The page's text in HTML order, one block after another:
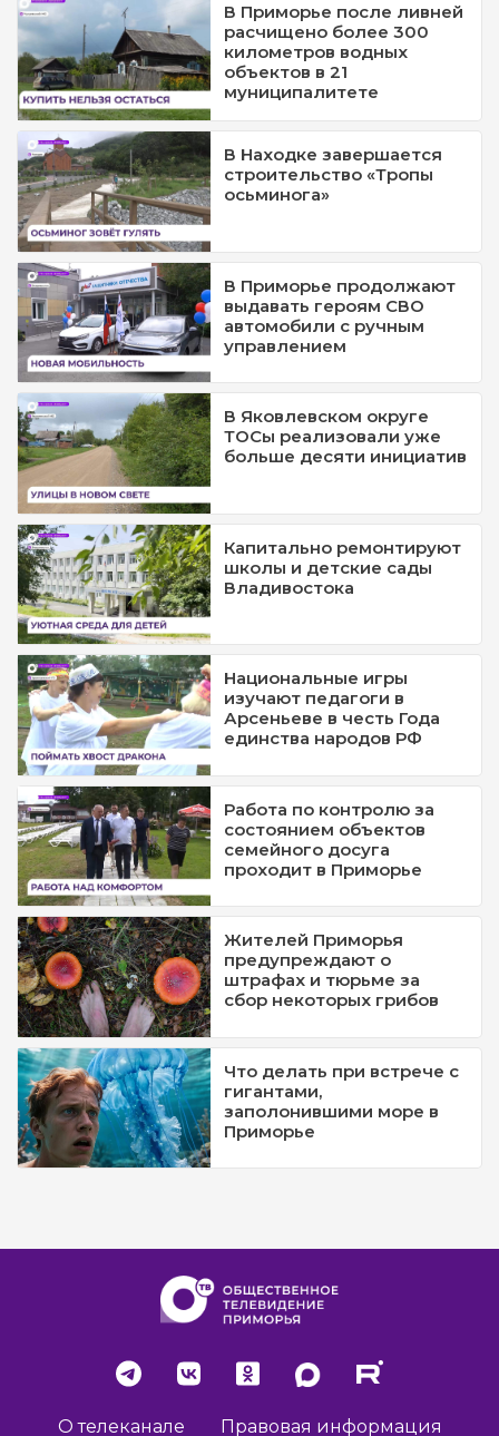
В Приморье после ливней
расчищено более 300
километров водных
объектов в 21
муниципалитете
В Находке завершается
строительство «Тропы
осьминога»
В Приморье продолжают
выдавать героям СВО
автомобили с ручным
управлением
В Яковлевском округе
ТОСы реализовали уже
больше десяти инициатив
Капитально ремонтируют
школы и детские сады
Владивостока
Национальные игры
изучают педагоги в
Арсеньеве в честь Года
единства народов РФ
Работа по контролю за
состоянием объектов
семейного досуга
проходит в Приморье
Жителей Приморья
предупреждают о
штрафах и тюрьме за
сбор некоторых грибов
Что делать при встрече с
гигантами,
заполонившими море в
Приморье
О телеканале Правовая информация